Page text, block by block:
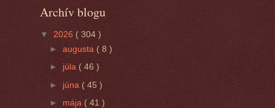
Archív blogu
▼ 2026 ( 304 )
►augusta ( 8 )
► júla ( 46 )
► júna ( 45 )
► mája ( 41 )